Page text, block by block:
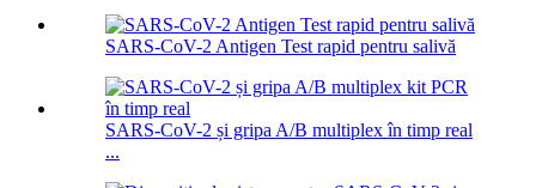
SARS-CoV-2 Antigen Test rapid pentru salivă
SARS-CoV-2 și gripa A/B multiplex în timp real
...